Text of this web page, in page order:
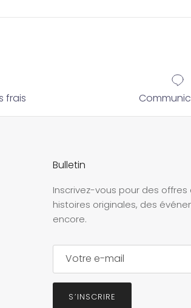
frais
Bulletin
Inscrivez-vous pour des offres
histoires originales, des
encore.
S’INSCRIRE